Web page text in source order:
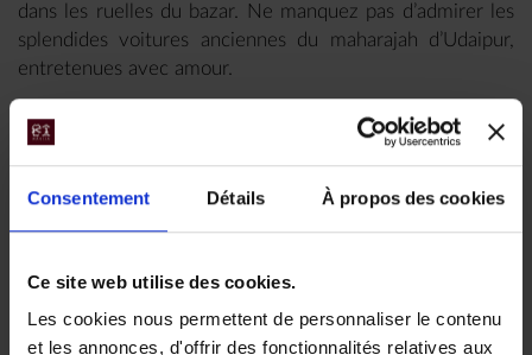
Consentement Détails À propos des cookies
Ce site web utilise des cookies.
Les cookies nous permettent de personnaliser le contenu
et les annonces, d'offrir des fonctionnalités relatives aux
dans les ruelles du bazar. Ne manquez pas d’admirer les
splendides voitures anciennes du maharajah d’Udaipur,
entretenues avec amour.
pour Delhi. A votre arrivée à Delhi, transfert privé pour l’
hôtel Andazoù une chambre double « King Room » sera
mise à votre disposition pour vous rafraichir et vous
de départ et vol régulier pour Paris. Dîner et nuit à
bord.